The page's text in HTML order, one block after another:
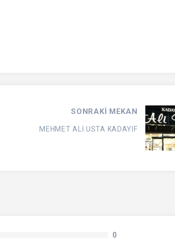
SONRAKİ MEKAN
MEHMET ALİ USTA KADAYIF
0